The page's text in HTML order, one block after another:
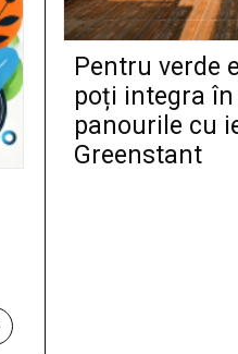
Pentru verde
poți integra
panourile cu
Greenstant